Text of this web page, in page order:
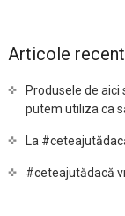
Articole
Produsele de aici
putem utiliza ca
La
#ceteajutădacă